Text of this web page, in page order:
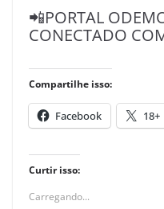
📲PORTAL
CONECTADO
Compartilhe isso:
Facebook 18+
Curtir isso:
Carregando...